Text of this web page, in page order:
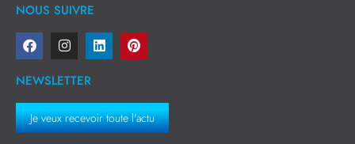
NOUS SUIVRE
NEWSLETTER
Je veux recevoir toute l'actu